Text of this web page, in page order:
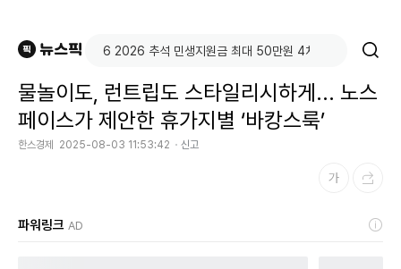
물놀이도, 런트립도 스타일리시하게... 노스
페이스가 제안한 휴가지별 ‘바캉스룩’
한스경제 2025-08-03 11:53:42 신고
파워링크 AD